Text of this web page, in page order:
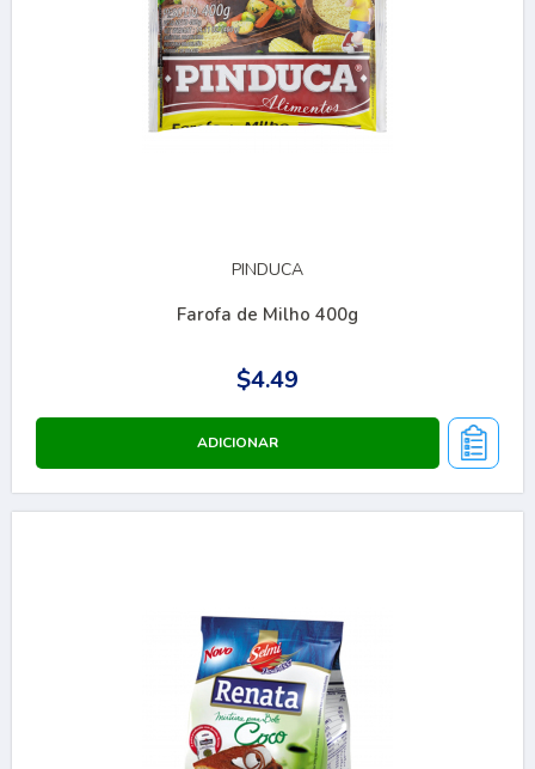
PINDUCA
Farofa de Milho 400g
$4.49